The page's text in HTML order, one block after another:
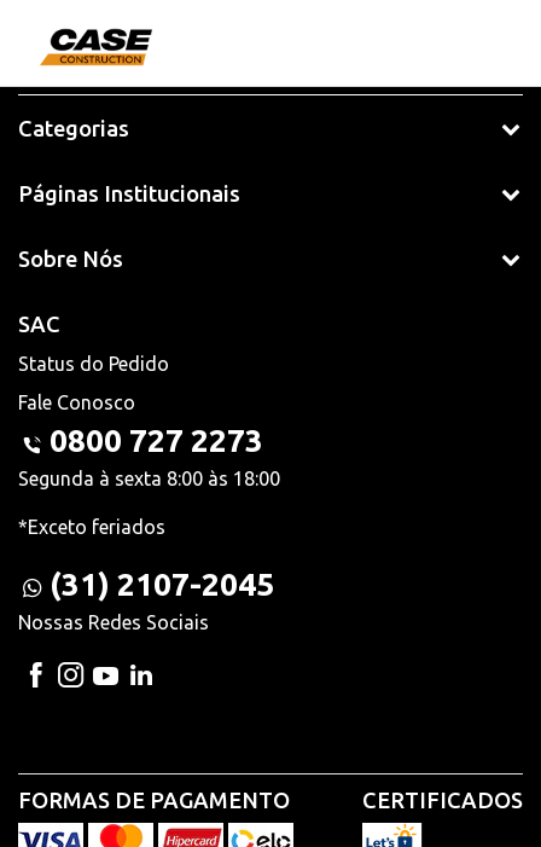
Categorias
Páginas Institucionais
Sobre Nós
SAC
Status do Pedido
Fale Conosco
0800 727 2273
Segunda à sexta 8:00 às 18:00
*Exceto feriados
(31) 2107-2045
Nossas Redes Sociais
FORMAS DE PAGAMENTO CERTIFICADOS